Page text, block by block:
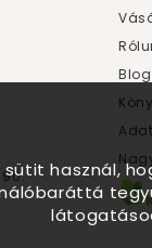
90.
Blog
sütit használ,